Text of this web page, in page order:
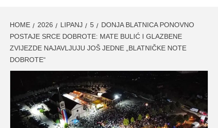
HOME 2026 LIPANJ 5
DONJA BLATNICA PONOVNO
POSTAJE SRCE DOBROTE: MATE BULIĆ I GLAZBENE
ZVIJEZDE NAJAVLJUJU JOŠ JEDNE „BLATNIČKE NOTE
DOBROTE“